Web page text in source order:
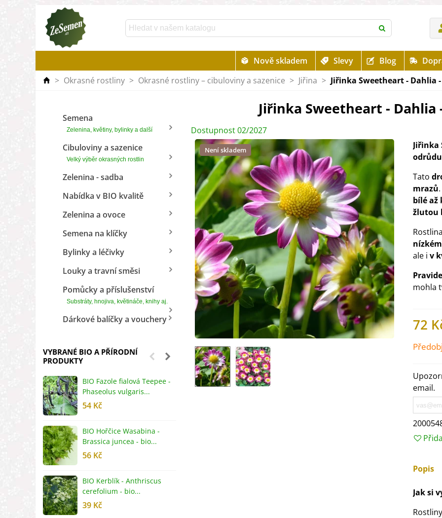
Nově skladem Slevy Blog
> Okrasné rostliny > Okrasné rostliny – cibuloviny a sazenice > Jiřina > Jiřinka Sweetheart - Dahlia
Semena
Zelenina, květiny, bylinky a další
Cibuloviny a sazenice
Velký výběr okrasných rostlin
Zelenina - sadba
Nabídka v BIO kvalitě
Zelenina a ovoce
Semena na klíčky
Bylinky a léčivky
Louky a travní směsi
Pomůcky a příslušenství
Substráty, hnojiva, květináče, knihy aj.
Dárkové balíčky a vouchery
VYBRANÉ BIO A PŘÍRODNÍ
PRODUKTY
BIO Fazole fialová Teepee -
Phaseolus vulgaris...
54 Kč
BIO Hořčice Wasabina -
Brassica juncea - bio...
56 Kč
BIO Kerblík - Anthriscus
cerefolium - bio...
39 Kč
BIO Ředkev bílá Laurin -
Jiřinka Sweetheart - Dahlia
Dostupnost 02/2027
Není skladem Jiřinka
odrůdu
Tato
mrazů
bílé až
žlutou
ale i v
mohla
72
email.
Popis
Jak si